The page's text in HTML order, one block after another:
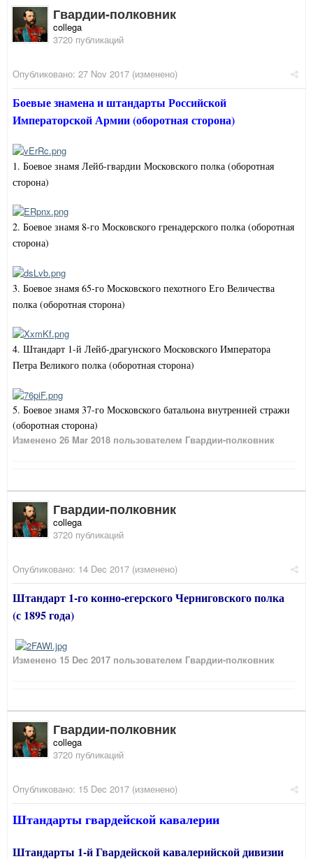
Гвардии-полковник
collega
3720 публикаций
Опубликовано: 27 Nov 2017 (изменено)
Боевые знамена и штандарты Российской
Императорской Армии (оборотная сторона)
1. Боевое знамя Лейб-гвардии Московского полка (оборотная
сторона)
2. Боевое знамя 8-го Московского гренадерского полка (оборотная
сторона)
3. Боевое знамя 65-го Московского пехотного Его Величества
полка (оборотная сторона)
4. Штандарт 1-й Лейб-драгунского Московского Императора
Петра Великого полка (оборотная сторона)
5. Боевое знамя 37-го Московского батальона внутренней стражи
(оборотная сторона)
Изменено 26 Mar 2018 пользователем Гвардии-полковник
Гвардии-полковник
collega
3720 публикаций
Опубликовано: 14 Dec 2017 (изменено)
Штандарт 1-го конно-егерского Черниговского полка
(с 1895 года)
Изменено 15 Dec 2017 пользователем Гвардии-полковник
Гвардии-полковник
collega
3720 публикаций
Опубликовано: 15 Dec 2017 (изменено)
Штандарты гвардейской кавалерии
Штандарты 1-й Гвардейской кавалерийской дивизии